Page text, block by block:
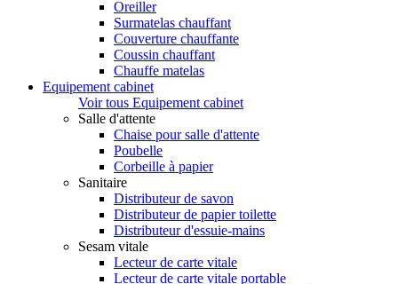
Oreiller
Surmatelas chauffant
Couverture chauffante
Coussin chauffant
Chauffe matelas
Equipement cabinet
Voir tous Equipement cabinet
Salle d'attente
Chaise pour salle d'attente
Poubelle
Corbeille à papier
Sanitaire
Distributeur de savon
Distributeur de papier toilette
Distributeur d'essuie-mains
Sesam vitale
Lecteur de carte vitale
Lecteur de carte vitale portable